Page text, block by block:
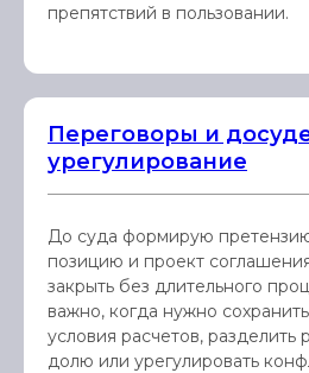
препятствий в пользовании.
Переговоры и
урегулирование
До суда формирую
позицию и проект
закрыть без длительного
важно, когда нужно
условия расчетов, разделить
долю или урегулировать